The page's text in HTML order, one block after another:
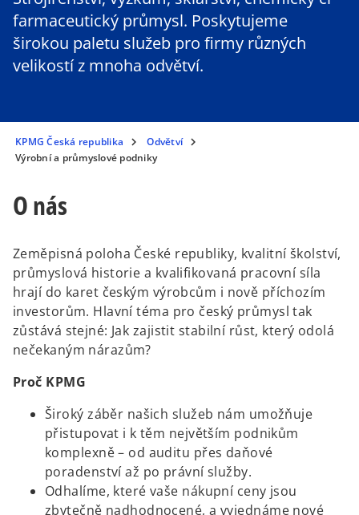
farmaceutický průmysl. Poskytujeme
širokou paletu služeb pro firmy různých
velikostí z mnoha odvětví.
KPMG Česká republika
Odvětví
Výrobní a průmyslové podniky
O nás
Zeměpisná poloha České republiky, kvalitní školství,
průmyslová historie a kvalifikovaná pracovní síla
hrají do karet českým výrobcům i nově příchozím
investorům. Hlavní téma pro český průmysl tak
zůstává stejné: Jak zajistit stabilní růst, který odolá
nečekaným nárazům?
Proč KPMG
Široký záběr našich služeb nám umožňuje
přistupovat i k těm největším podnikům
komplexně – od auditu přes daňové
poradenství až po právní služby.
Odhalíme, které vaše nákupní ceny jsou
zbytečně nadhodnocené, a vyjednáme nové